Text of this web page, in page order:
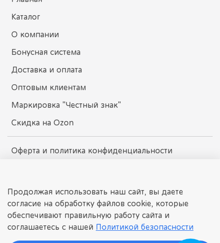
Каталог
О компании
Бонусная система
Доставка и оплата
Оптовым клиентам
Маркировка "Честный знак"
Скидка на Ozon
Оферта и политика конфиденциальности
dissomarket.ru
© 2025 Любое использование контента без письменного
Продолжая использовать наш сайт, вы даете
согласие на обработку файлов cookie, которые
обеспечивают правильную работу сайта и
соглашаетесь с нашей Политикой безопасности